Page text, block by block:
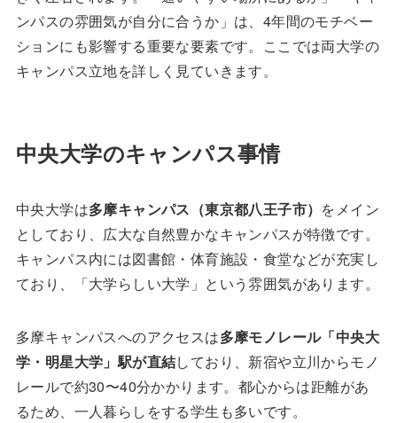
ンパスの雰囲気が自分に合うか」は、4年間のモチベー
ションにも影響する重要な要素です。ここでは両大学の
キャンパス立地を詳しく見ていきます。
中央大学のキャンパス事情
中央大学は多摩キャンパス（東京都八王子市） をメイン
としており、広大な自然豊かなキャンパスが特徴です。
キャンパス内には図書館・体育施設・食堂などが充実し
ており、「大学らしい大学」という雰囲気があります。
多摩キャンパスへのアクセスは多摩モノレール「中央大
学・明星大学」駅が直結しており、新宿や立川からモノ
レールで約30〜40分かかります。都心からは距離があ
るため、一人暮らしをする学生も多いです。